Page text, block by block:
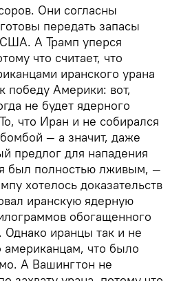
Они согласны
передать запасы
А Трамп уперся
что считает, что
иранского урана
победу Америки: вот,
не будет ядерного
что Иран и не собирался
— а значит, даже
предлог для нападения
был полностью лживым, —
хотелось доказательств
иранскую ядерную
обогащенного
Однако иранцы так и не
американцам, что было
А Вашингтон не